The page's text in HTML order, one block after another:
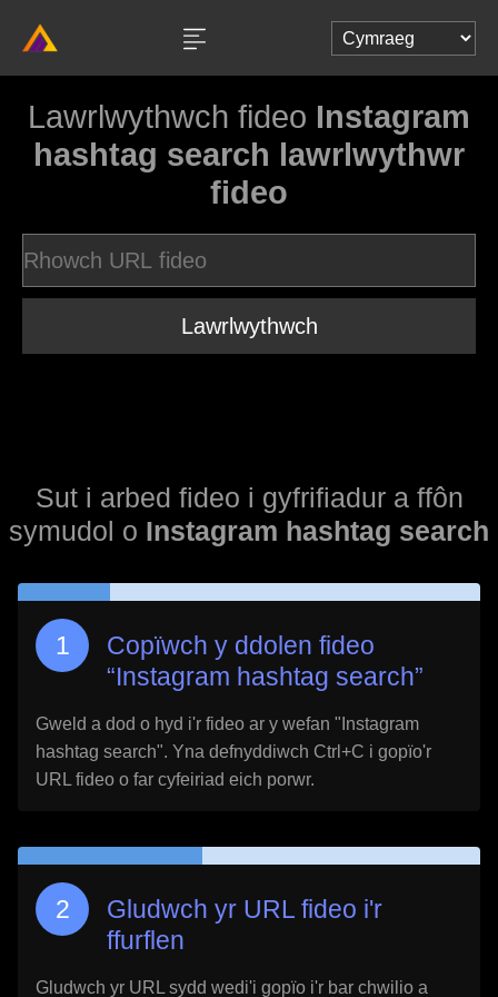
Lawrlwythwch fideo Instagram
hashtag search lawrlwythwr
fideo
Lawrlwythwch
Sut i arbed fideo i gyfrifiadur a ffôn
symudol o Instagram hashtag search
Copïwch y ddolen fideo
“Instagram hashtag search”
Gweld a dod o hyd i'r fideo ar y wefan " Instagram
hashtag search". Yna defnyddiwch Ctrl+C i gopïo'r
URL fideo o far cyfeiriad eich porwr.
Gludwch yr URL fideo i'r
ffurflen
Gludwch yr URL sydd wedi'i gopïo i'r bar chwilio a